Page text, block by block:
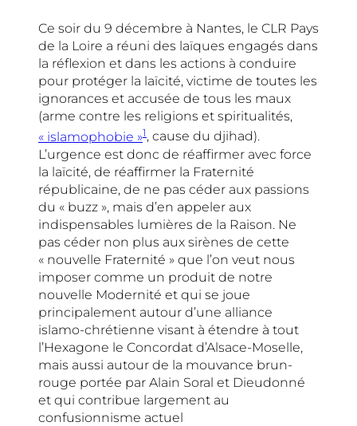
Ce soir du 9 décembre à Nantes, le CLR Pays
de la Loire a réuni des laïques engagés dans
la réflexion et dans les actions à conduire
pour protéger la laïcité, victime de toutes les
ignorances et accusée de tous les maux
(arme contre les religions et spiritualités,
« islamophobie »1, cause du djihad).
L’urgence est donc de réaffirmer avec force
la laïcité, de réaffirmer la Fraternité
républicaine, de ne pas céder aux passions
du « buzz », mais d’en appeler aux
indispensables lumières de la Raison. Ne
pas céder non plus aux sirènes de cette
« nouvelle Fraternité » que l’on veut nous
imposer comme un produit de notre
nouvelle Modernité et qui se joue
principalement autour d’une alliance
islamo-chrétienne visant à étendre à tout
l’Hexagone le Concordat d’Alsace-Moselle,
mais aussi autour de la mouvance brun-
rouge portée par Alain Soral et Dieudonné
et qui contribue largement au
confusionnisme actuel